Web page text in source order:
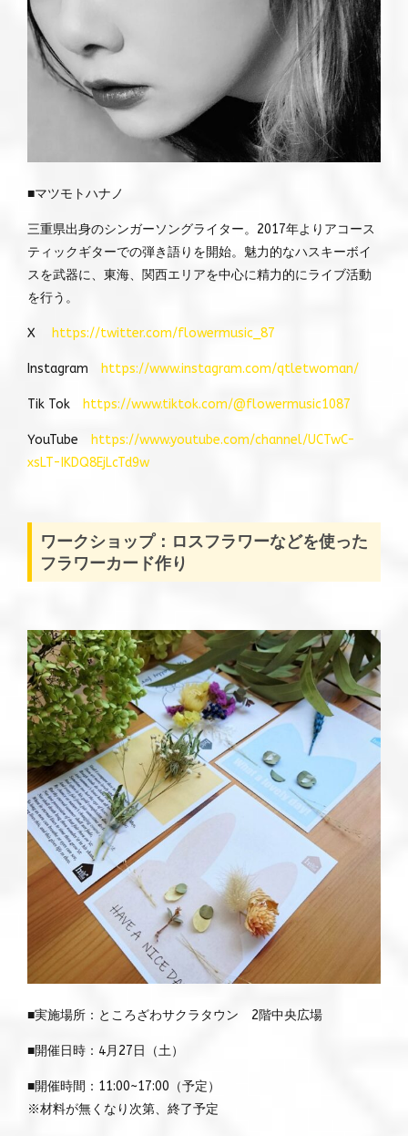
■マツモトハナノ
三重県出身のシンガーソングライター。2017年よりアコース
ティックギターでの弾き語りを開始。魅力的なハスキーボイ
スを武器に、東海、関西エリアを中心に精力的にライブ活動
を行う。
X https://twitter.com/flowermusic_87
Instagram https://www.instagram.com/qtletwoman/
Tik Tok https://www.tiktok.com/@flowermusic1087
YouTube
https://www.youtube.com/channel/UCTwC-
xsLT-IKDQ8EjLcTd9w
ワークショップ：ロスフラワーなどを使った
フラワーカード作り
■実施場所：ところざわサクラタウン 2階中央広場
■開催日時：4月27日（土）
■開催時間：11:00~17:00（予定）
※材料が無くなり次第、終了予定